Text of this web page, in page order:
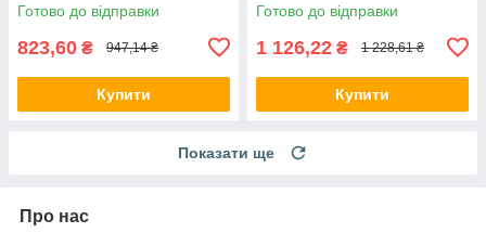
Готово до відправки
823,60 ₴ 947,14 ₴
Купити
Готово до відправки
1 126,22 ₴ 1 228,61 ₴
Купити
Показати ще
Про нас